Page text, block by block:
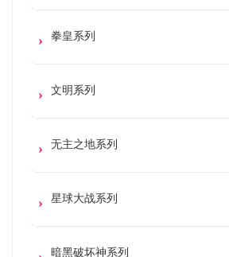
拳皇系列
文明系列
无主之地系列
星球大战系列
暗黑破坏神系列